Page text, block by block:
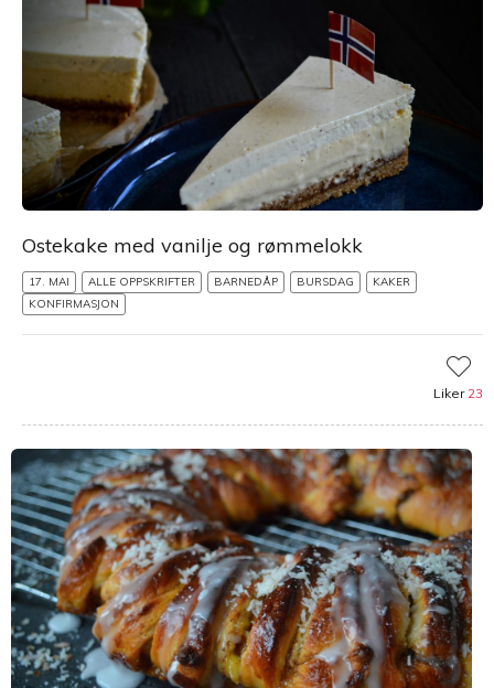
Ostekake med vanilje og rømmelokk
17. MAI ALLE OPPSKRIFTER BARNEDÅP BURSDAG
KAKER
KONFIRMASJON
Liker 23